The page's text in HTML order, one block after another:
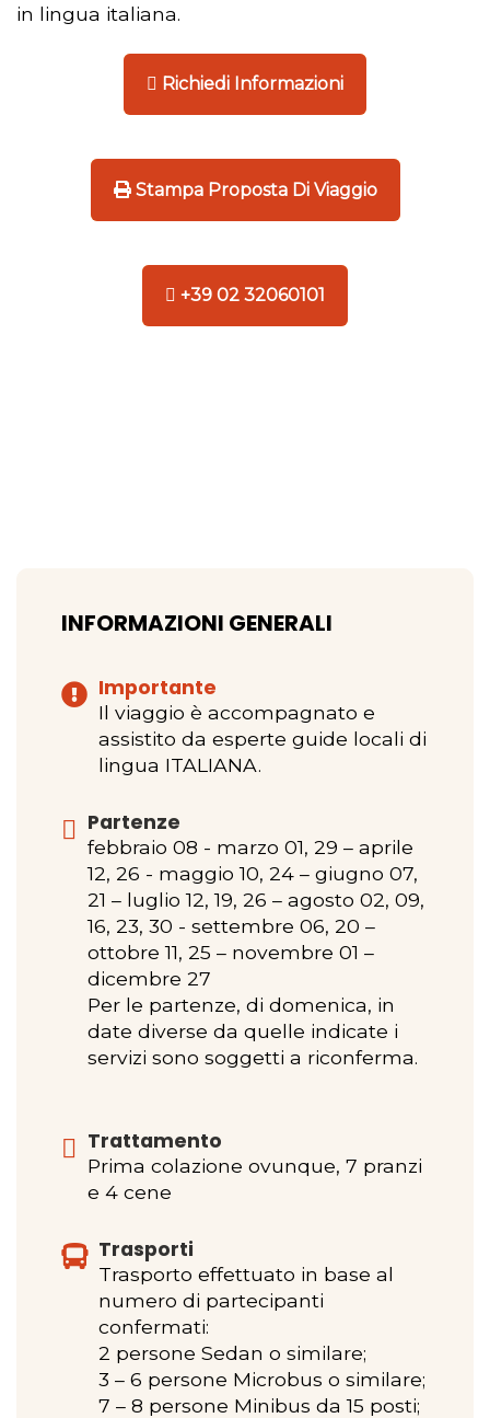
in lingua italiana.
Richiedi Informazioni
Stampa Proposta Di Viaggio
+39 02 32060101
INFORMAZIONI GENERALI
Importante
Il viaggio è accompagnato e
assistito da esperte guide locali di
lingua ITALIANA.
Partenze
febbraio 08 - marzo 01, 29 – aprile
12, 26 - maggio 10, 24 – giugno 07,
21 – luglio 12, 19, 26 – agosto 02, 09,
16, 23, 30 - settembre 06, 20 –
ottobre 11, 25 – novembre 01 –
dicembre 27
Per le partenze, di domenica, in
date diverse da quelle indicate i
servizi sono soggetti a riconferma.
Trattamento
Prima colazione ovunque, 7 pranzi
e 4 cene
Trasporti
Trasporto effettuato in base al
numero di partecipanti
confermati:
2 persone Sedan o similare;
3 – 6 persone Microbus o similare;
7 – 8 persone Minibus da 15 posti;